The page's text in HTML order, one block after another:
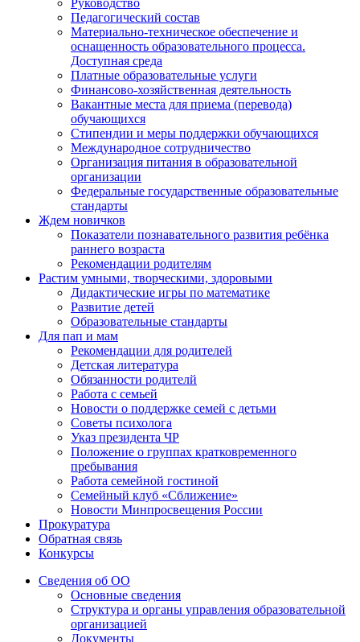
Педагогический состав
Материально-техническое обеспечение и
оснащенность образовательного процесса.
Доступная среда
Платные образовательные услуги
Финансово-хозяйственная деятельность
Вакантные места для приема (перевода)
обучающихся
Стипендии и меры поддержки обучающихся
Международное сотрудничество
Организация питания в образовательной
организации
Федеральные государственные образовательные
стандарты
Ждем новичков
Показатели познавательного развития ребёнка
раннего возраста
Рекомендации родителям
Растим умными, творческими, здоровыми
Дидактические игры по математике
Развитие детей
Образовательные стандарты
Для пап и мам
Рекомендации для родителей
Детская литература
Обязанности родителй
Работа с семьей
Новости о поддержке семей с детьми
Советы психолога
Указ президента ЧР
Положение о группах кратковременного
пребывания
Работа семейной гостиной
Семейный клуб «Сближение»
Новости Минпросвещения России
Прокуратура
Обратная связь
Конкурсы
Сведения об ОО
Основные сведения
Структура и органы управления образовательной
организацией
Документы